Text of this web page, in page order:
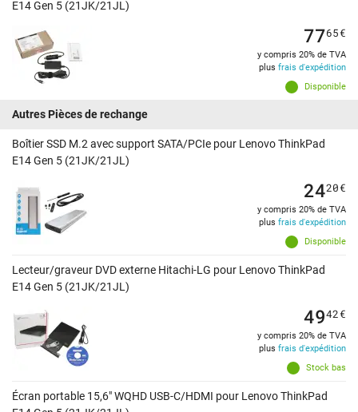
E14 Gen 5 (21JK/21JL)
Disponible
7765€
y compris 20% de TVA
plus frais d'expédition
Autres Pièces de rechange
Boîtier SSD M.2 avec support SATA/PCIe pour Lenovo ThinkPad
E14 Gen 5 (21JK/21JL)
Disponible
2420€
y compris 20% de TVA
plus frais d'expédition
Lecteur/graveur DVD externe Hitachi-LG pour Lenovo ThinkPad
E14 Gen 5 (21JK/21JL)
Stock bas
4942€
y compris 20% de TVA
plus frais d'expédition
Écran portable 15,6" WQHD USB-C/HDMI pour Lenovo ThinkPad